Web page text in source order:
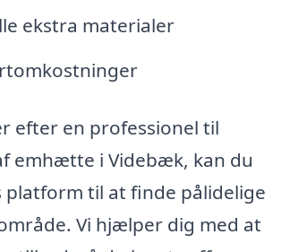
ekstra materialer
efter en professionel til
emhætte i Videbæk, kan du
platform til at finde pålidelige
Vi hjælper dig med at